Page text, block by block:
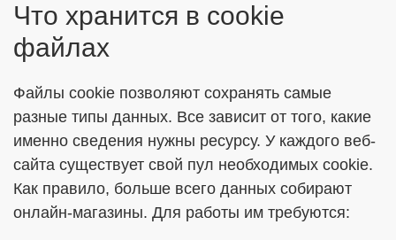
Что хранится в cookie
файлах
Файлы cookie позволяют сохранять самые
разные типы данных. Все зависит от того, какие
именно сведения нужны ресурсу. У каждого веб-
сайта существует свой пул необходимых cookie.
Как правило, больше всего данных собирают
онлайн-магазины. Для работы им требуются: